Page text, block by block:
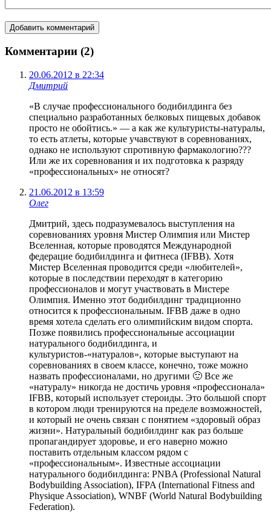
Комментарии (2)
20.06.2012 в 22:34
Дмитрий
«В случае профессионального бодибилдинга без
специально разработанных белковых пищевых добавок
просто не обойтись.» — а как же культуристы-натуралы,
то есть атлеты, которые учавствуют в соревнованиях,
однако не используют спротивную фармакологию???
Или же их соревнования и их подготовка к разряду
«профессиональных» не относят?
21.06.2012 в 13:59
Олег
Дмитрий, здесь подразумевалось выступления на
соревнованиях уровня Мистер Олимпия или Мистер
Вселенная, которые проводятся Международной
федерацие бодибилдинга и фитнеса (IFBB). Хотя
Мистер Вселенная проводится среди «любителей»,
которые в последствии переходят в категорию
профессионалов и могут участвовать в Мистере
Олимпия. Именно этот бодибилдинг традиционно
относится к профессиональным. IFBB даже в одно
время хотела сделать его олимпийским видом спорта.
Позже появились профессиональные ассоциации
натурального бодибилдинга, и
культуристов-«натуралов», которые выступают на
соревнованиях в своем классе, конечно, тоже можно
назвать профессионалами, но другими 🙂 Все же
«натуралу» никогда не достичь уровня «профессионала»
IFBB, который использует стероиды. Это большой спорт
в котором люди тренируются на пределе возможностей,
и который не очень связан с понятием «здоровый образ
жизни». Натуральный бодибилдинг как раз больше
пропагандирует здоровье, и его наверно можно
поставить отдельным классом рядом с
«профессиональным». Известные ассоциации
натурального бодибилдинга: PNBA (Professional Natural
Bodybuilding Association), IFPA (International Fitness and
Physique Association), WNBF (World Natural Bodybuilding
Federation).